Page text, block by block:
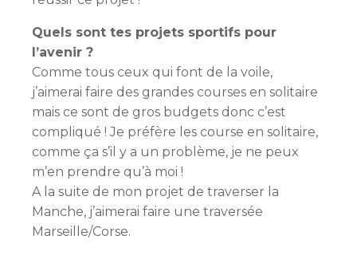
Quels sont tes projets sportifs pour
l’avenir ?
Comme tous ceux qui font de la voile,
j’aimerai faire des grandes courses en solitaire
mais ce sont de gros budgets donc c’est
compliqué ! Je préfère les course en solitaire,
comme ça s’il y a un problème, je ne peux
m’en prendre qu’à moi !
A la suite de mon projet de traverser la
Manche, j’aimerai faire une traversée
Marseille/Corse.